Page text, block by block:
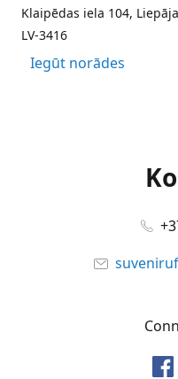
Klaipēdas iela 104,
LV-3416
Iegūt norādes